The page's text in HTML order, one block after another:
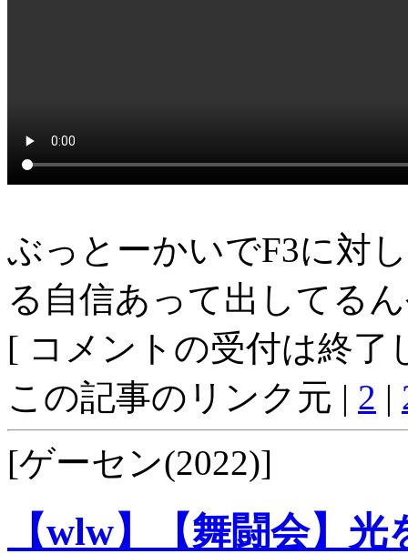
ぶっとーかいでF3に対
る自信あって出してる
[ コメントの受付は終了
この記事のリンク元 | 2 |
[ゲーセン(2022)]
【wlw】【舞闘会】